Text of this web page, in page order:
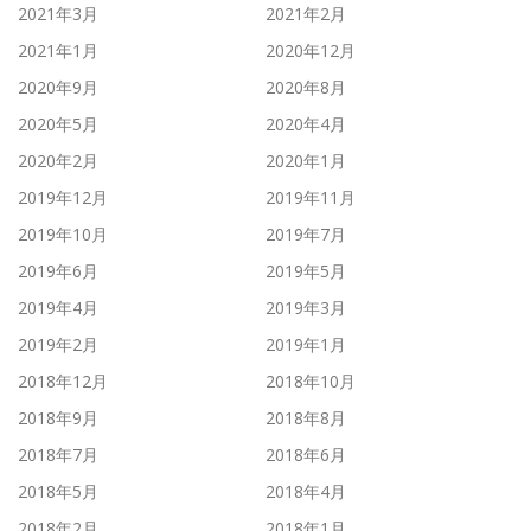
2021年3月
2021年2月
2021年1月
2020年12月
2020年9月
2020年8月
2020年5月
2020年4月
2020年2月
2020年1月
2019年12月
2019年11月
2019年10月
2019年7月
2019年6月
2019年5月
2019年4月
2019年3月
2019年2月
2019年1月
2018年12月
2018年10月
2018年9月
2018年8月
2018年7月
2018年6月
2018年5月
2018年4月